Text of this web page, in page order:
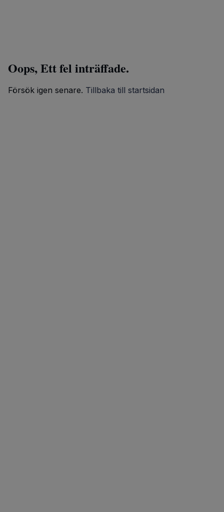
Oops, Ett fel inträffade.
Försök igen senare. Tillbaka till startsidan